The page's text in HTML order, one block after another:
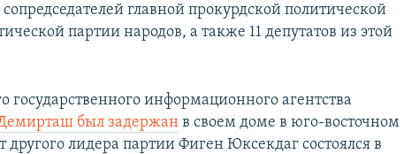
главной прокурдской политической
партии народов, а также 11 депутатов из этой
государственного информационного агентства
был задержан в своем доме в юго-восточном
другого лидера партии Фиген Юксекдаг состоялся в